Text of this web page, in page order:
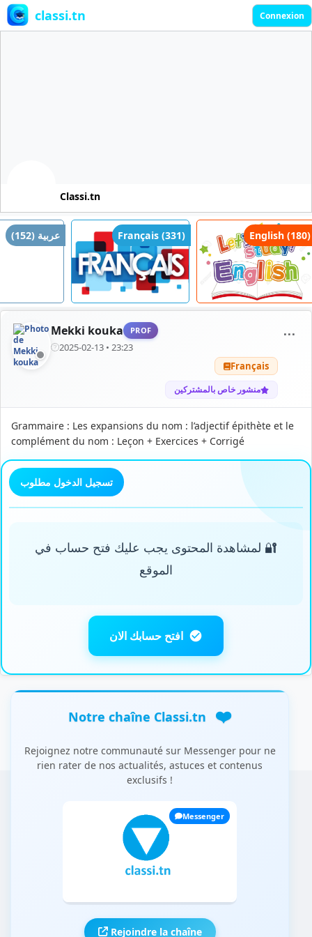
classi.tn Connexion
Classi.tn
عربية (152) Français (331) English (180)
Mekki kouka PROF
2025-02-13 • 23:23
Français
منشور خاص بالمشتركين
⋯
Grammaire : Les expansions du nom : l’adjectif épithète et le
complément du nom : Leçon + Exercices + Corrigé
تسجيل الدخول مطلوب
🔐 لمشاهدة المحتوى يجب عليك فتح حساب في
الموقع
افتح حسابك الان
Notre chaîne Classi.tn ❤️
Rejoignez notre communauté sur Messenger pour ne
rien rater de nos actualités, astuces et contenus
exclusifs !
Messenger
Rejoindre la chaîne